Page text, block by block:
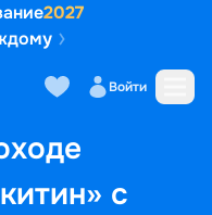
2027
Войти
с
Маршрут и